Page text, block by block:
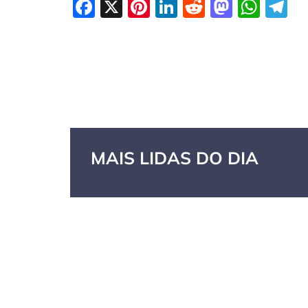
Facebook
X Pinterest
LinkedIn
Reddit
MAIS LIDAS DO DIA